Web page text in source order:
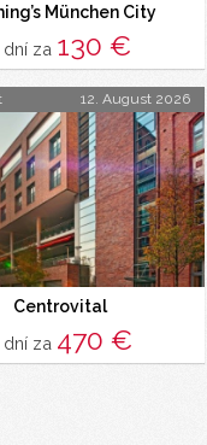
Hotel Weisser Hase)
München City
dní za 130 €
12. August 2026
Centrovital
dní za 470 €